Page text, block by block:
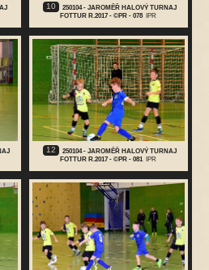
10
250104 - JAROMĚŘ HALOVÝ TURNAJ
FOTTUR R.2017 - ©PR - 078
IPR
12
250104 - JAROMĚŘ HALOVÝ TURNAJ
FOTTUR R.2017 - ©PR - 081
IPR